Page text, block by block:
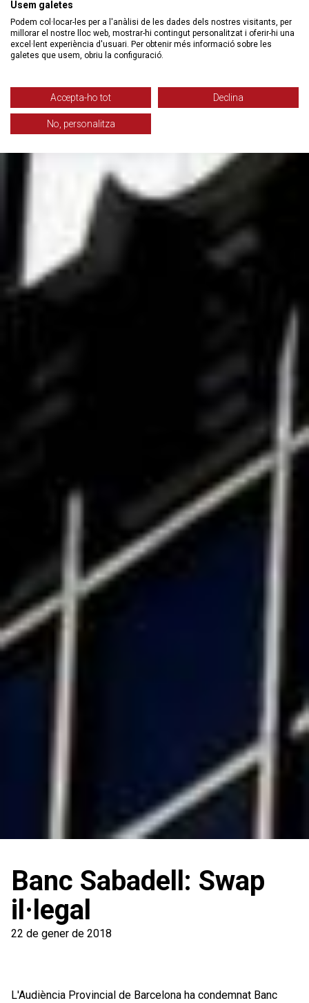
Banc Sabadell: Swap
il·legal
22 de gener de 2018
L'Audiència Provincial de Barcelona ha condemnat Banc
Usem galetes
Podem col·locar-les per a l'anàlisi de les dades dels nostres visitants, per
millorar el nostre lloc web, mostrar-hi contingut personalitzat i oferir-hi una
excel·lent experiència d'usuari. Per obtenir més informació sobre les
galetes que usem, obriu la configuració.
Accepta-ho tot Declina
No, personalitza